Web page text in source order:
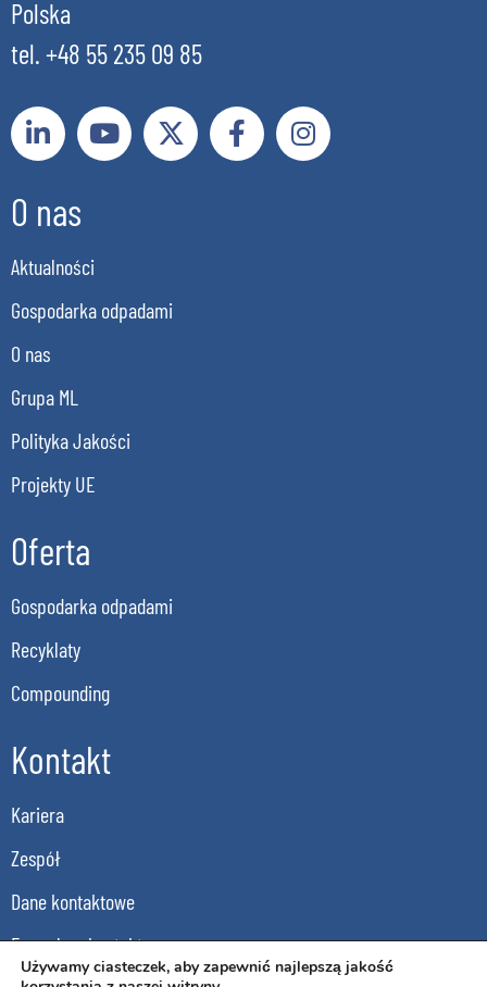
Polska
tel. +48 55 235 09 85
O nas
Aktualności
Gospodarka odpadami
O nas
Grupa ML
Polityka Jakości
Projekty UE
Oferta
Gospodarka odpadami
Recyklaty
Compounding
Kontakt
Kariera
Zespół
Dane kontaktowe
Formularz kontaktowy
Używamy ciasteczek, aby zapewnić najlepszą jakość